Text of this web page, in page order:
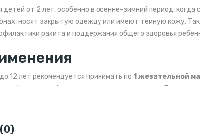
детей от 2 лет, особенно в осенне-зимний период,
носят закрытую одежду или имеют темную кожу.
рахита и поддержания общего здоровья
12 лет рекомендуется принимать по 1 жевательной
Не превышайте рекомендуемую дозировку. Перед